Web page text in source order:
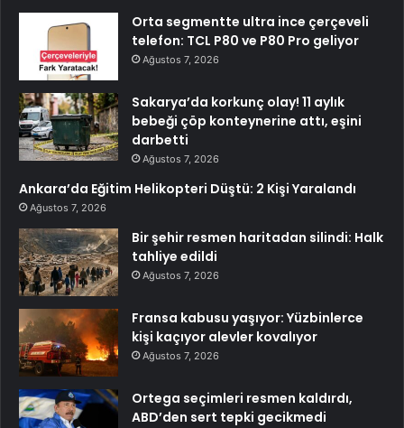
Orta segmentte ultra ince çerçeveli
telefon: TCL P80 ve P80 Pro geliyor
Ağustos 7, 2026
Sakarya’da korkunç olay! 11 aylık
bebeği çöp konteynerine attı, eşini
darbetti
Ağustos 7, 2026
Ankara’da Eğitim Helikopteri Düştü: 2 Kişi Yaralandı
Ağustos 7, 2026
Bir şehir resmen haritadan silindi: Halk
tahliye edildi
Ağustos 7, 2026
Fransa kabusu yaşıyor: Yüzbinlerce
kişi kaçıyor alevler kovalıyor
Ağustos 7, 2026
Ortega seçimleri resmen kaldırdı,
ABD’den sert tepki gecikmedi